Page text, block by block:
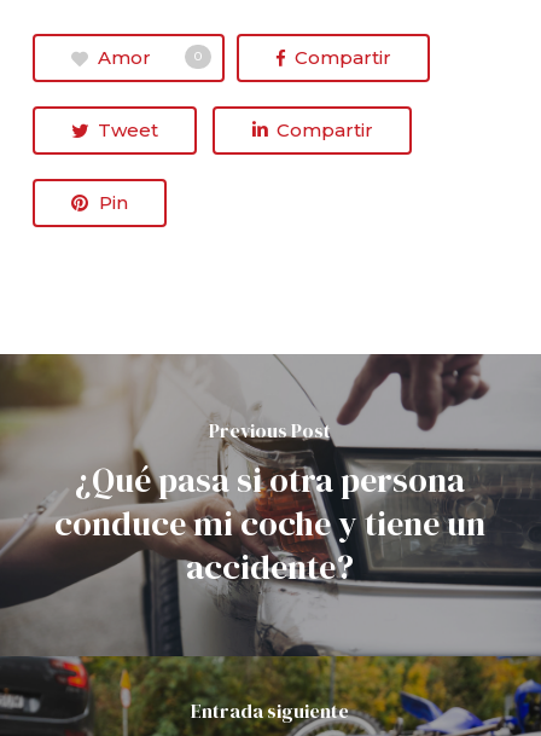
Amor 0 Compartir
Tweet Compartir
Pin
Previous Post
¿Qué pasa si otra persona
conduce mi coche y tiene un
accidente?
Entrada siguiente